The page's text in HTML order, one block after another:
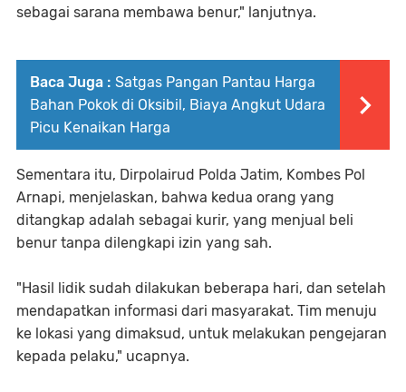
sebagai sarana membawa benur," lanjutnya.
Baca Juga : Satgas Pangan Pantau Harga
Bahan Pokok di Oksibil, Biaya Angkut Udara
Picu Kenaikan Harga
Sementara itu, Dirpolairud Polda Jatim, Kombes Pol
Arnapi, menjelaskan, bahwa kedua orang yang
ditangkap adalah sebagai kurir, yang menjual beli
benur tanpa dilengkapi izin yang sah.
"Hasil lidik sudah dilakukan beberapa hari, dan setelah
mendapatkan informasi dari masyarakat. Tim menuju
ke lokasi yang dimaksud, untuk melakukan pengejaran
kepada pelaku," ucapnya.